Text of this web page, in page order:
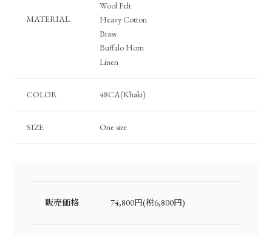
MATERIAL
Wool Felt
Heavy Cotton
Brass
Buffalo Horn
Linen
COLOR 48CA(Khaki)
SIZE One size
販売価格 74,800円(税6,800円)